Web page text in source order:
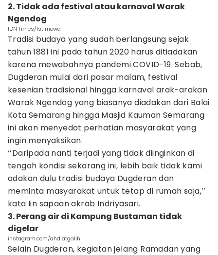
2. Tidak ada festival atau karnaval Warak
Ngendog
IDN Times/Istimewa
Tradisi budaya yang sudah berlangsung sejak
tahun 1881 ini pada tahun 2020 harus ditiadakan
karena mewabahnya pandemi COVID-19. Sebab,
Dugderan mulai dari pasar malam, festival
kesenian tradisional hingga karnaval arak-arakan
Warak Ngendog yang biasanya diadakan dari Balai
Kota Semarang hingga Masjid Kauman Semarang
ini akan menyedot perhatian masyarakat yang
ingin menyaksikan.
‘’Daripada nanti terjadi yang tidak diinginkan di
tengah kondisi sekarang ini, lebih baik tidak kami
adakan dulu tradisi budaya Dugderan dan
meminta masyarakat untuk tetap di rumah saja,’’
kata Iin sapaan akrab Indriyasari.
3. Perang air di Kampung Bustaman tidak
digelar
instagram.com/ahdiatgalih
Selain Dugderan, kegiatan jelang Ramadan yang